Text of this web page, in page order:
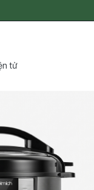
tử